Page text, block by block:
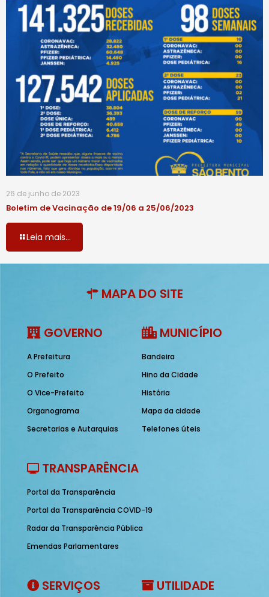
26 de junho de 2023
Boletim de Vacinação de 19/06 a 25/06/2023
Leia mais...
MAPA DO SITE
GOVERNO
A Prefeitura
O Prefeito
O Vice-Prefeito
Organograma
Secretarias e Autarquias
MUNICÍPIO
Bandeira
Hino da Cidade
História
Mapa da cidade
Telefones úteis
TRANSPARÊNCIA
Portal da Transparência
Portal da Transparência COVID-19
Radar da Transparência Pública
Emendas Parlamentares
SERVIÇOS UTILIDADE